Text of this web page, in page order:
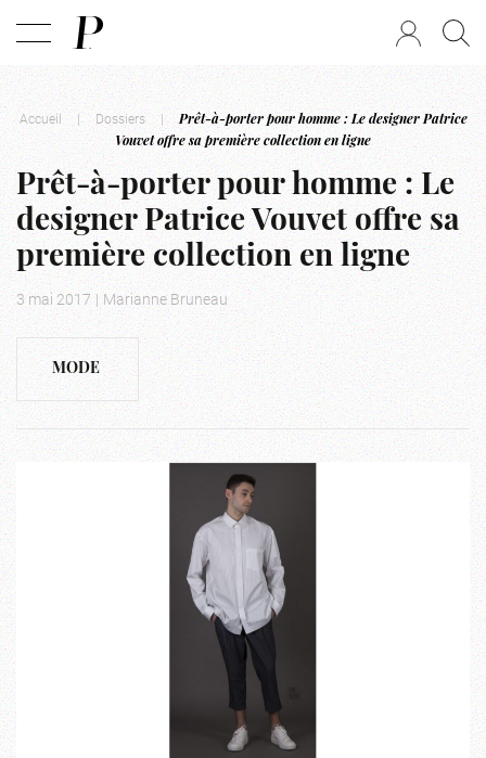
Accueil | Dossiers |
Prêt-à-porter pour homme : Le designer Patrice
Vouvet offre sa première collection en ligne
Prêt-à-porter pour homme : Le
designer Patrice Vouvet offre sa
première collection en ligne
3 mai 2017 | Marianne Bruneau
MODE